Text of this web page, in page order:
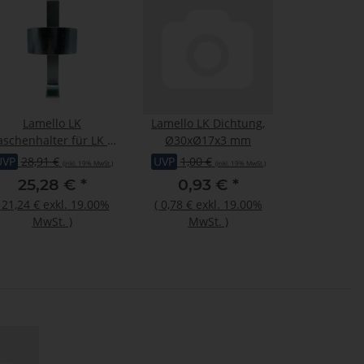
Lamello LK
für LK 3,
LK 5, LK 5 PUR
28,91 € (inkl. 19% MwSt.)
25,28 € *
21,24 € exkl. 19.00%
MwSt. )
Lamello LK Dichtung,
Ø30xØ17x3 mm
UVP 1,00 € (inkl. 19% MwSt.)
0,93 € *
( 0,78 € exkl. 19.00%
MwSt. )